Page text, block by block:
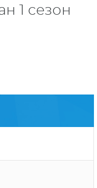
1 сезон